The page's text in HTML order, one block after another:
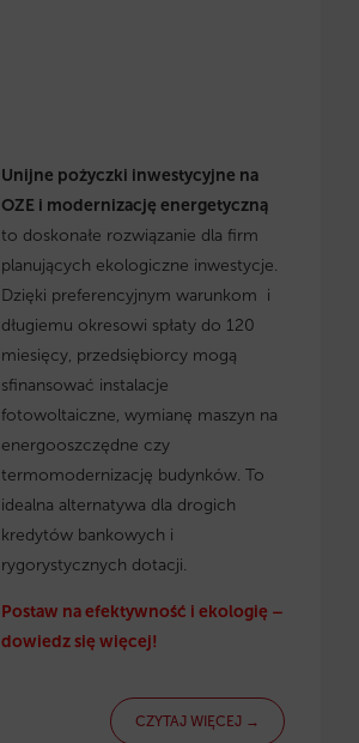
Unijne pożyczki inwestycyjne na
OZE i modernizację energetyczną
to doskonałe rozwiązanie dla firm
planujących ekologiczne inwestycje.
Dzięki preferencyjnym warunkom i
długiemu okresowi spłaty do 120
miesięcy, przedsiębiorcy mogą
sfinansować instalacje
fotowoltaiczne, wymianę maszyn na
energooszczędne czy
termomodernizację budynków. To
idealna alternatywa dla drogich
kredytów bankowych i
rygorystycznych dotacji.
Postaw na efektywność i ekologię –
dowiedz się więcej!
CZYTAJ WIĘCEJ →